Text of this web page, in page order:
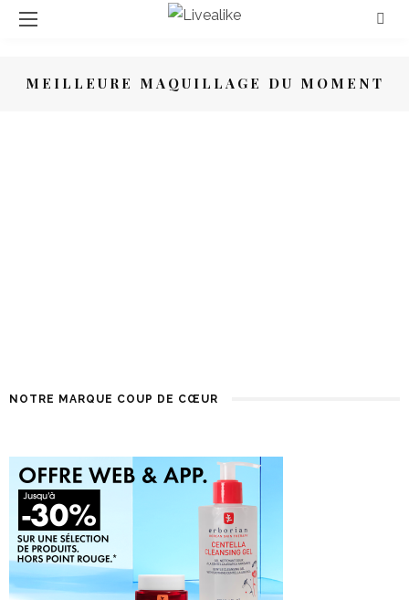
MEILLEURE MAQUILLAGE DU MOMENT
NOTRE MARQUE COUP DE CŒUR